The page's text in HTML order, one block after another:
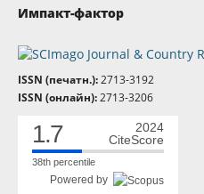
Импакт-фактор
ISSN (печатн.):2713-3192
ISSN (онлайн):2713-3206
1.7
2024
CiteScore
38th percentile
Powered by